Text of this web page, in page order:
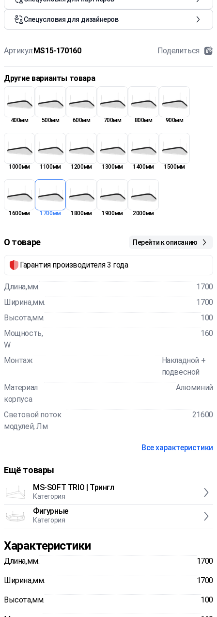
Артикул:MS15-170160 Поделиться
Другие варианты товара
400мм 500мм 600мм 700мм 800мм 900мм
1000мм 1100мм 1200мм 1300мм 1400мм 1500мм
1600мм 1700мм 1800мм 1900мм 2000мм
О товаре Перейти к описанию
Гарантия производителя 3 года
Длина,мм.
1700
Ширина,мм.
1700
Высота,мм.
100
Мощность,
W
160
Монтаж
Накладной +
подвесной
Материал
корпуса
Алюминий
Световой поток
модулей, Лм
21600
Все характеристики
Ещё товары
MS-SOFT TRIO | Трингл
Категория
Фигурные
Категория
Спецусловия для дизайнеров
Характеристики
Длина,мм. 1700
Ширина,мм. 1700
Высота,мм. 100